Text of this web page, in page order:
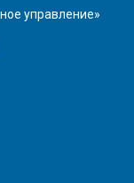
управление»